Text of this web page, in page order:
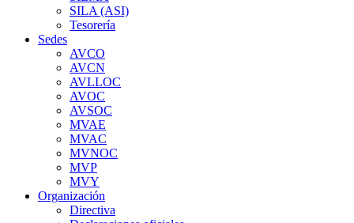
SILA (ASI)
Tesorería
Sedes
AVCO
AVCN
AVLLOC
AVOC
AVSOC
MVAE
MVAC
MVNOC
MVP
MVY
Organización
Directiva